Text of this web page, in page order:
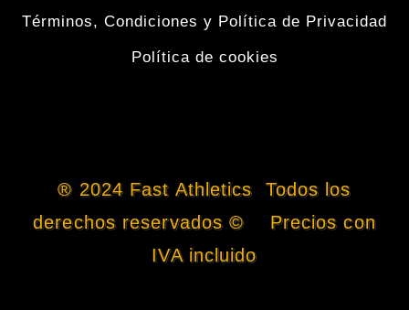
Términos, Condiciones y Política de Privacidad
Política de cookies
® 2024 Fast Athletics Todos los
derechos reservados © Precios con
IVA incluido